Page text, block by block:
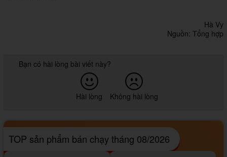
Hà Vy
Nguồn: Tổng hợp
Bạn có hài lòng bài viết này?
Hài lòng Không hài lòng
TOP sản phẩm bán chạy tháng 08/2026